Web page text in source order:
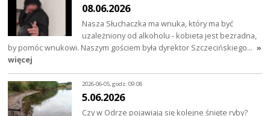
08.06.2026
Nasza Słuchaczka ma wnuka, który ma być
uzależniony od alkoholu - kobieta jest bezradna,
by pomóc wnukowi. Naszym gościem była dyrektor Szczecińskiego… »
więcej
2026-06-05, godz. 09:08
5.06.2026
Czy w Odrze pojawiają się kolejne śnięte ryby?